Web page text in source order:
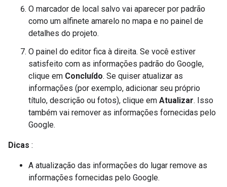
O marcador de local salvo vai aparecer por padrão
como um alfinete amarelo no mapa e no painel de
detalhes do projeto.
O painel do editor fica à direita. Se você estiver
satisfeito com as informações padrão do Google,
clique em Concluído. Se quiser atualizar as
informações (por exemplo, adicionar seu próprio
título, descrição ou fotos), clique em Atualizar. Isso
também vai remover as informações fornecidas pelo
Google.
Dicas :
A atualização das informações do lugar remove as
informações fornecidas pelo Google.